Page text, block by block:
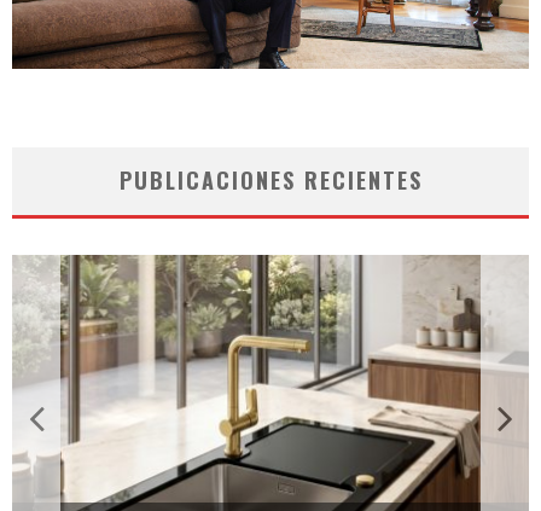
PUBLICACIONES RECIENTES